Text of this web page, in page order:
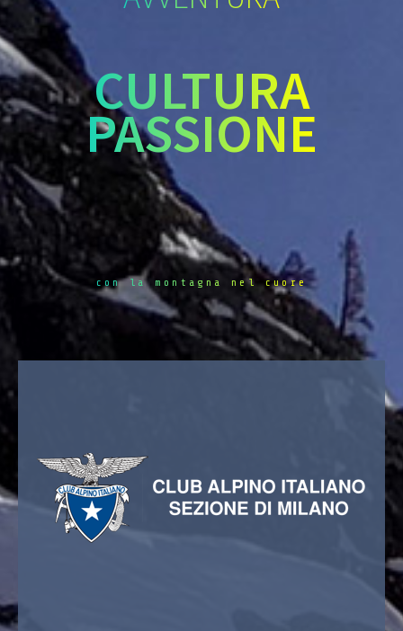
CULTURA
PASSIONE
con la montagna nel cuore